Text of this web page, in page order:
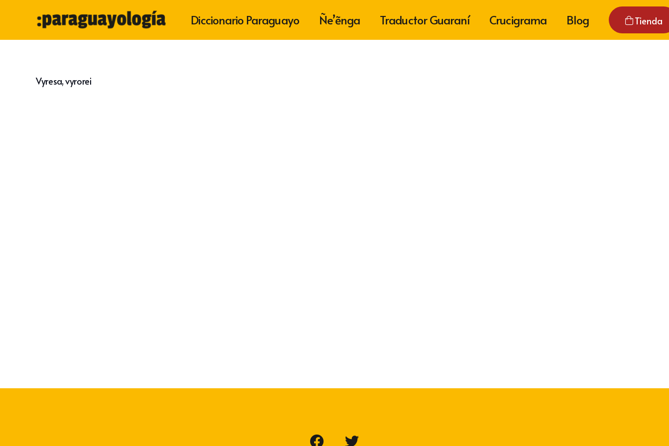
Diccionario Paraguayo Ñe’ẽnga Traductor Guaraní Crucigrama Blog Tienda
Vyresa, vyrorei